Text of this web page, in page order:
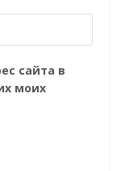
сайта в
моих